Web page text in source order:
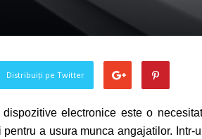
Distribuiți pe Twitter
electronice este o
a usura munca angajatilor. Intr-